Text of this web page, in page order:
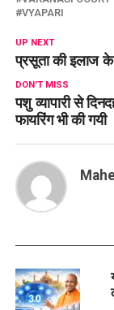
VYAPARI
UP NEXT
प्रसूता की इलाज के
DON'T MISS
पशु व्यापारी से
फायरिंग भी की गयी